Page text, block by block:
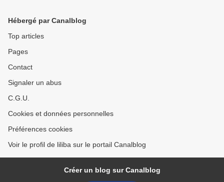
Hébergé par Canalblog
Top articles
Pages
Contact
Signaler un abus
C.G.U.
Cookies et données personnelles
Préférences cookies
Voir le profil de liliba sur le portail Canalblog
Créer un blog sur Canalblog